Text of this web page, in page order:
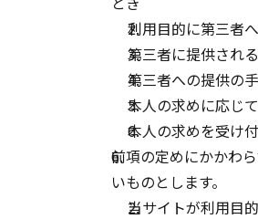
利用目的に第三者
第三者に提供され
第三者への提供の
本人の求めに応じ
本人の求めを受け
前項の定めにかかわ
いものとします。
当サイトが利用目